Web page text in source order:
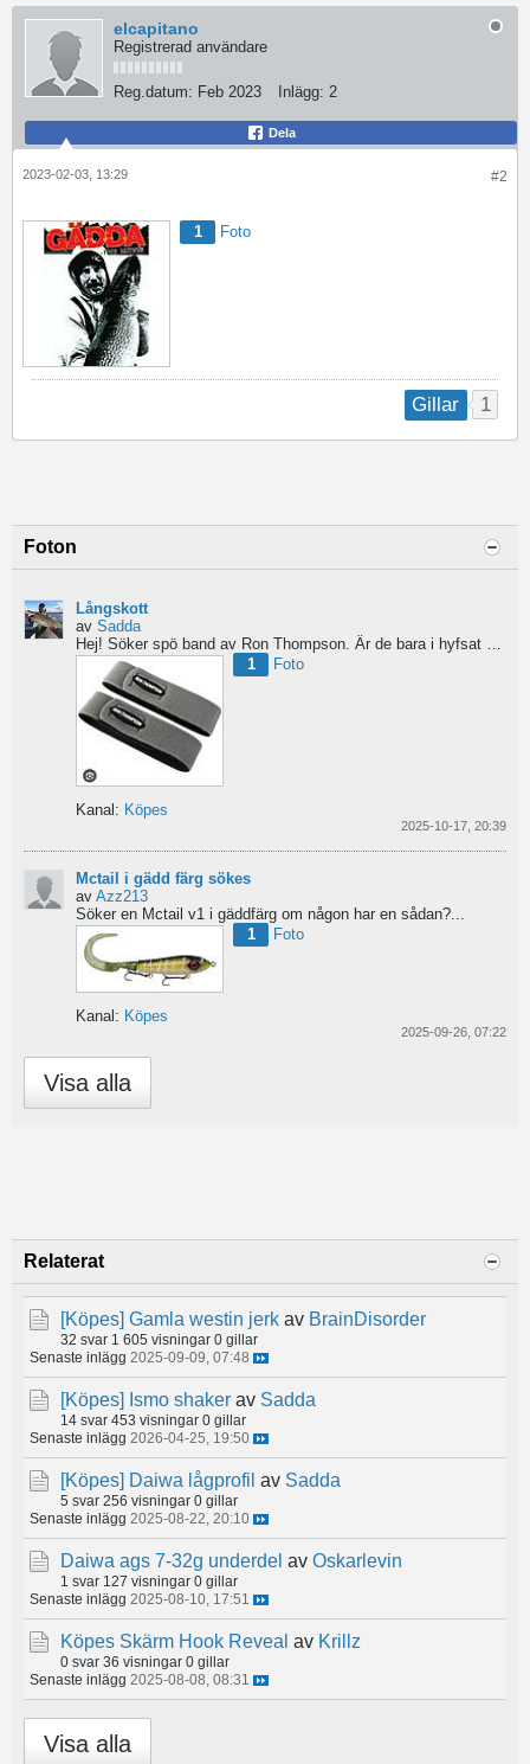
elcapitano
Registrerad användare
Reg.datum: Feb 2023 Inlägg: 2
Dela
#2
2023-02-03, 13:29
1 Foto
Gillar 1
Foton
Långskott
av Sadda
Hej! Söker spö band av Ron Thompson. Är de bara i hyfsat skick så köper jag gärna ett par....
1
Foto
Kanal: Köpes
2025-10-17, 20:39
Mctail i gädd färg sökes
av Azz213
Söker en Mctail v1 i gäddfärg om någon har en sådan?...
1
Foto
Kanal: Köpes
2025-09-26, 07:22
Visa alla
Relaterat
[Köpes] Gamla westin jerk av BrainDisorder
32 svar 1 605 visningar 0 gillar
Senaste inlägg 2025-09-09, 07:48
[Köpes] Ismo shaker av Sadda
14 svar 453 visningar 0 gillar
Senaste inlägg 2026-04-25, 19:50
[Köpes] Daiwa lågprofil av Sadda
5 svar 256 visningar 0 gillar
Senaste inlägg 2025-08-22, 20:10
Daiwa ags 7-32g underdel av Oskarlevin
1 svar 127 visningar 0 gillar
Senaste inlägg 2025-08-10, 17:51
Köpes Skärm Hook Reveal av Krillz
0 svar 36 visningar 0 gillar
Senaste inlägg 2025-08-08, 08:31
Visa alla